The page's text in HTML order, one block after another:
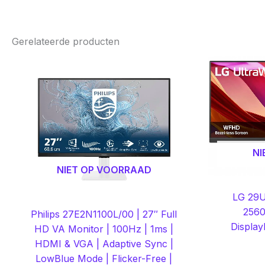
Gerelateerde producten
NIET OP VOORRAAD
Philips 27E2N1100L/00 | 27″ Full
HD VA Monitor | 100Hz | 1ms |
HDMI & VGA | Adaptive Sync |
LowBlue Mode | Flicker-Free |
LG